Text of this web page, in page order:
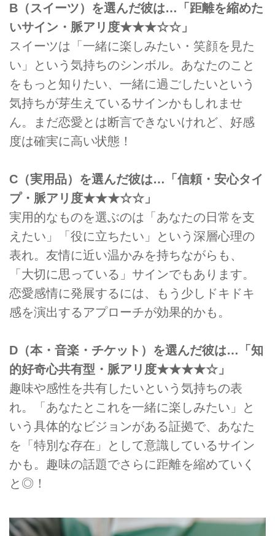
B（スイーツ）を選んだ彼は…「距離を縮めた
いサイン・脈アリ度★★★☆☆」
スイーツは「一緒に楽しみたい・笑顔を見た
い」という気持ちのシンボル。あなたのこと
をもっと知りたい、一緒に過ごしたいという
気持ちが芽生えているサインかもしれませ
ん。まだ恋愛とは断言できないけれど、好感
度は確実に高い状態！
C（実用品）を選んだ彼は…「信頼・安心タイ
プ・脈アリ度★★★☆☆」
実用的なものを選ぶのは「あなたの日常を支
えたい」「役に立ちたい」という深層心理の
表れ。友情に近い温かみを持ちながらも、
「大切に思っている」サインでもあります。
恋愛感情に発展するには、もう少しドキドキ
感を演出するアプローチが効果的かも。
D（本・音楽・チケット）を選んだ彼は…「知
的好奇心共有型・脈アリ度★★★★☆」
趣味や感性を共有したいという気持ちの表
れ。「あなたとこれを一緒に楽しみたい」と
いう具体的なビジョンがある証拠で、あなた
を「特別な存在」として意識しているサイン
かも。趣味の話題でさらに距離を縮めていく
と◎！